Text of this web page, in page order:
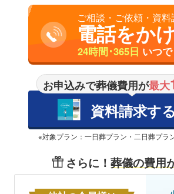
ご相談・ご依頼・資料
電話をか
24時間･365日 いつ
お申込みで葬儀費用が最大
資料請求する
※対象プラン：一日葬プラン・二日葬プラ
さらに！葬儀の費用